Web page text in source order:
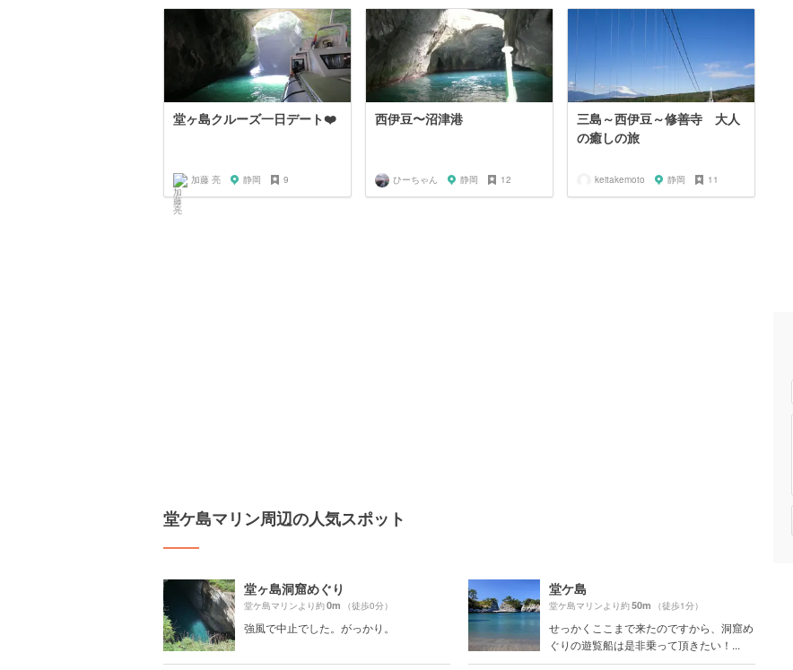
堂ヶ島クルーズ一日デート❤️
加藤 亮 静岡 9
西伊豆〜沼津港
ひーちゃん 静岡 12
三島～西伊豆～修善寺 大人
の癒しの旅
keitakemoto 静岡 11
堂ケ島マリン周辺の人気スポット
堂ヶ島洞窟めぐり
堂ケ島マリンより約0m （徒歩0分）
強風で中止でした。がっかり。
堂ケ島
堂ケ島マリンより約50m （徒歩1分）
せっかくここまで来たのですから、洞窟め
ぐりの遊覧船は是非乗って頂きたい！...